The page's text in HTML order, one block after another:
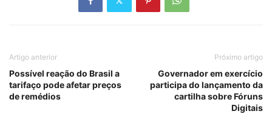
Artigo anterior
Possível reação do Brasil a
tarifaço pode afetar preços
de remédios
Próximo artigo
Governador em exercício
participa do lançamento da
cartilha sobre Fóruns
Digitais